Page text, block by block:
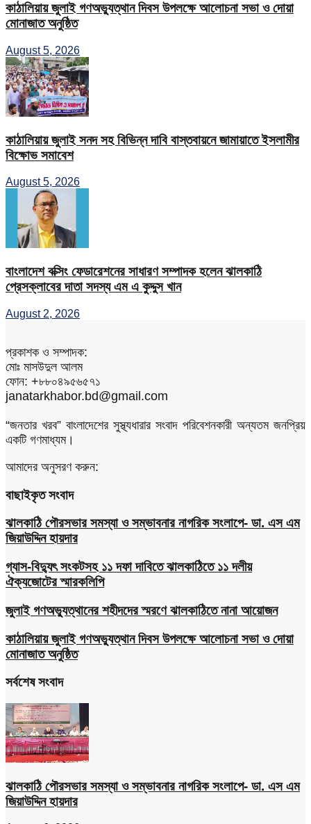
কাঠালিয়ায় জুলাই গণঅভ্যুত্থান দিবস উপলক্ষে আলোচনা সভা ও দোয়া
মোনাজাত অনুষ্ঠিত
August 5, 2026
কাঠালিয়ায় জুলাই সনদ সহ বিভিন্ন দাবি বাস্তবায়নে জামায়াতে ইসলামীর
বিক্ষোভ সমাবেশ
August 5, 2026
বাংলাদেশ বক্সিং ফেডারেশনের সাধারণ সম্পাদক হলেন ঝালকাঠি
প্রেসক্লাবের দাতা সদস্য এম এ কুদ্দুস খান
August 2, 2026
প্রকাশক ও সম্পাদক:
মোঃ মাসউদুল আলম
ফোন: +৮৮০৪৯৫৬৫৭১
janatarkhabor.bd@gmail.com
“জনতার খরব” বাংলাদেশের সুস্থ্যধারার সংবাদ পরিবেশনকারী অন্যতম জনপ্রিয়
একটি গণমাধ্যম।
আমাদের অনুসরণ করুন:
বাছাইকৃত সংবাদ
ঝালকাঠি পৌরসভার সমস্যা ও সম্ভাবনার নাগরিক সংলাপে- ডা. এস এম
জিয়াউদ্দিন হায়দার
গ্যাস-বিদ্যুৎ সংকটসহ ১১ দফা দাবিতে ঝালকাঠিতে ১১ দলীয়
ঐক্যজোটের স্মারকলিপি
জুলাই গণঅভ্যুত্থানের শহীদদের স্মরণে ঝালকাঠিতে নানা আয়োজন
কাঠালিয়ায় জুলাই গণঅভ্যুত্থান দিবস উপলক্ষে আলোচনা সভা ও দোয়া
মোনাজাত অনুষ্ঠিত
সর্বশেষ সংবাদ
ঝালকাঠি পৌরসভার সমস্যা ও সম্ভাবনার নাগরিক সংলাপে- ডা. এস এম
জিয়াউদ্দিন হায়দার